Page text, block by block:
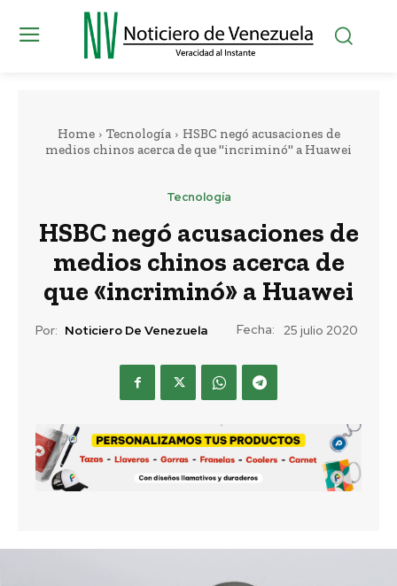
Home Tecnología
HSBC negó acusaciones de
medios chinos acerca de que "incriminó" a Huawei
Tecnología
HSBC negó acusaciones de
medios chinos acerca de
que «incriminó» a Huawei
Por: Noticiero De Venezuela Fecha: 25 julio 2020